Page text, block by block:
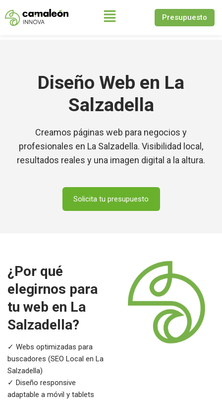
Saltar
Presupuesto
Diseño Web en La
Salzadella
Creamos páginas web para negocios y
profesionales en La Salzadella. Visibilidad local,
resultados reales y una imagen digital a la altura.
Solicita tu presupuesto
¿Por qué
elegirnos para
tu web en La
Salzadella?
✓ Webs optimizadas para
buscadores (SEO Local en La
Salzadella)
✓ Diseño responsive
adaptable a móvil y tablets